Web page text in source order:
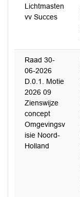
Lichtmasten
vv Succes
Raad 30-
06-2026
D.0.1. Motie
2026 09
Zienswijze
concept
Omgevingsv
isie Noord-
Holland